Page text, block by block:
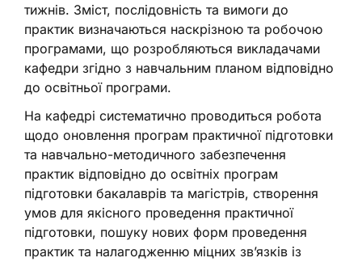
тижнів. Зміст, послідовність та вимоги до
практик визначаються наскрізною та робочою
програмами, що розробляються викладачами
кафедри згідно з навчальним планом відповідно
до освітньої програми.
На кафедрі систематично проводиться робота
щодо оновлення програм практичної підготовки
та навчально-методичного забезпечення
практик відповідно до освітніх програм
підготовки бакалаврів та магістрів, створення
умов для якісного проведення практичної
підготовки, пошуку нових форм проведення
практик та налагодженню міцних зв’язків із